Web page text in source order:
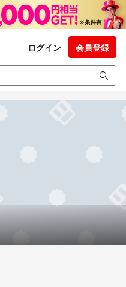
ログイン 会員登録